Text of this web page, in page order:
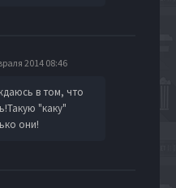
2014 08:46
в том, что
"каку"
они!